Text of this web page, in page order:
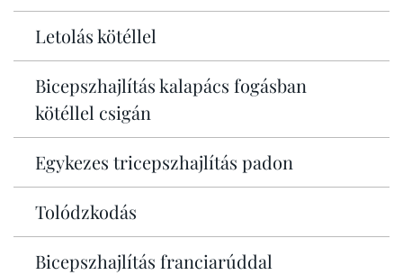
Letolás kötéllel
Bicepszhajlítás kalapács fogásban
kötéllel csigán
Egykezes tricepszhajlítás padon
Tolódzkodás
Bicepszhajlítás franciarúddal